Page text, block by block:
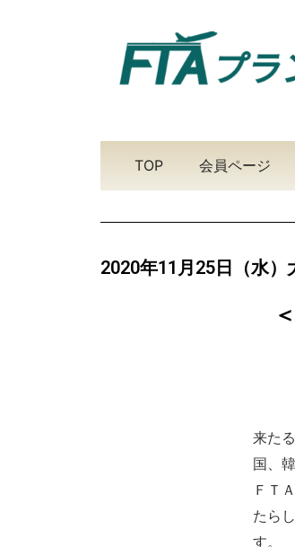
TOP 会員ページ
2020年11月25日（水
来た
国、
ＦＴ
たら
す。